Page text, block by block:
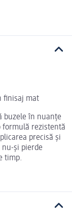
finisaj mat
buzele în nuanțe
formulă rezistentă
precisă și
și pierde
timp.